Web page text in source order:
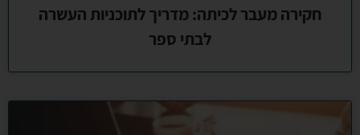
חקירה מעבר לכיתה: מדריך לתוכניות העשרה
לבתי ספר